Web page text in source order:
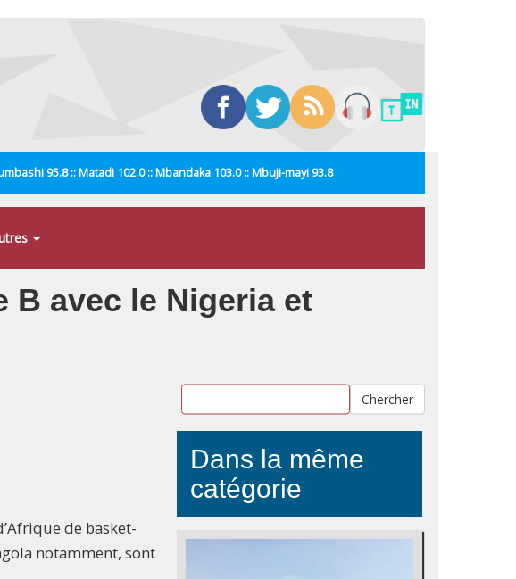
95.8 :: Matadi 102.0 :: Mbandaka 103.0 :: Mbuji-mayi 93.8
B avec le Nigeria et
de basket-
notamment, sont
Chercher
Dans la même
catégorie